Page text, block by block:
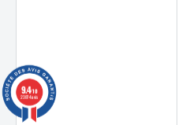
9.4/10
23874 avis